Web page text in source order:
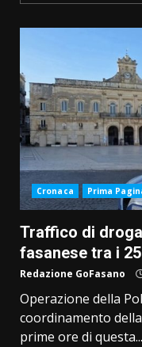
Cronaca Prima
Traffico di
fasanese tra i
Redazione GoFasano
Operazione della
coordinamento
prime ore di questa...